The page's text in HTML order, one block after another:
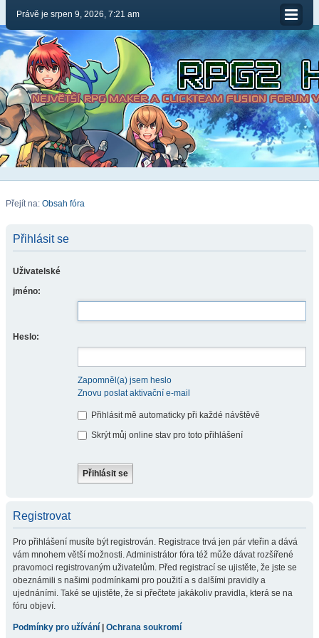
Právě je srpen 9, 2026, 7:21 am
Přejít na: Obsah fóra
Přihlásit se
Uživatelské
jméno:
Heslo:
Zapomněl(a) jsem heslo
Znovu poslat aktivační e-mail
Přihlásit mě automaticky při každé návštěvě
Skrýt můj online stav pro toto přihlášení
Registrovat
Pro přihlášení musíte být registrován. Registrace trvá jen pár vteřin a dává
vám mnohem větší možnosti. Administrátor fóra též může dávat rozšířené
pravomoci registrovaným uživatelům. Před registrací se ujistěte, že jste se
obeznámili s našimi podmínkami pro použití a s dalšími pravidly a
ujednáními. Také se ujistěte, že si přečtete jakákoliv pravidla, která se na
fóru objeví.
Podmínky pro užívání Ochrana soukromí